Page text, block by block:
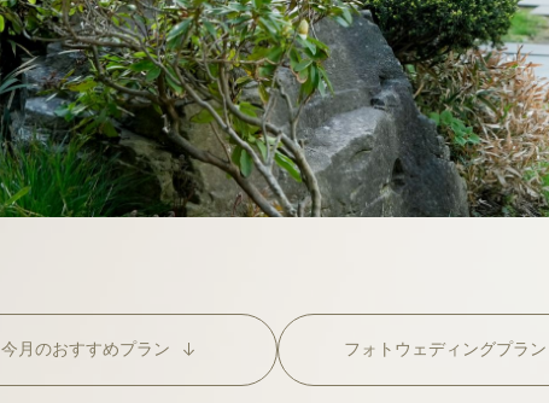
今月のおすすめプラン フォト ウェディングプラン